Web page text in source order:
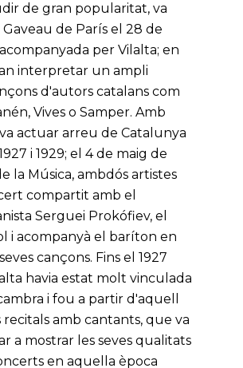
de gran popularitat, va
de París el 28 de
per Vilalta; en
interpretar un ampli
d'autors catalans com
Vives o Samper. Amb
actuar arreu de Catalunya
i 1929; el 4 de maig de
la Música, ambdós artistes
compartit amb el
Serguei Prokófiev, el
i acompanyà el baríton en
cançons. Fins el 1927
havia estat molt vinculada
i fou a partir d'aquell
recitals amb cantants, que va
a mostrar les seves qualitats
en aquella època